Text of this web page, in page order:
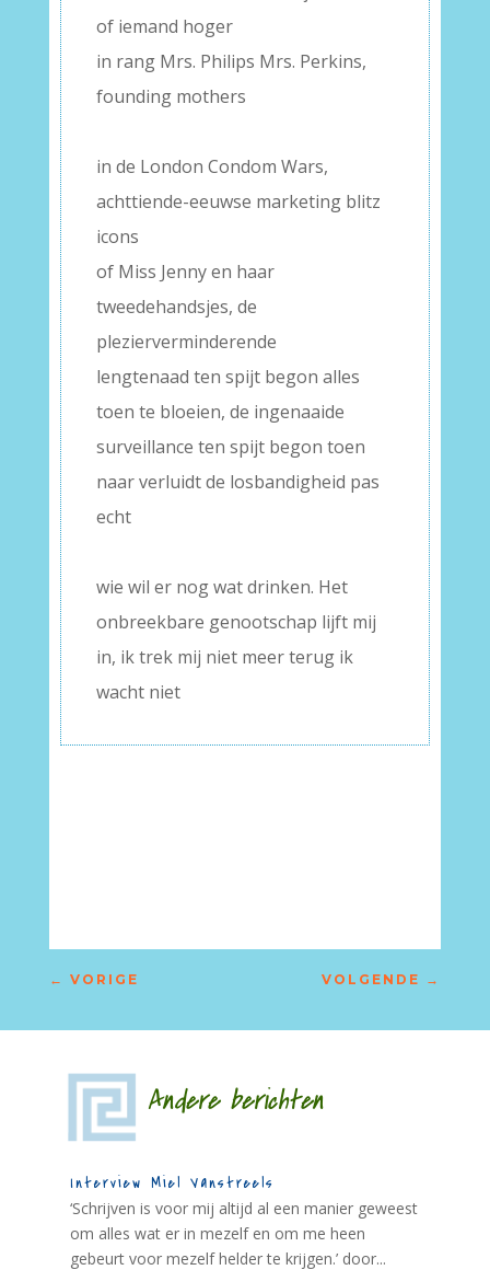
of iemand hoger
in rang Mrs. Philips Mrs. Perkins,
founding mothers
in de London Condom Wars,
achttiende-eeuwse marketing blitz
icons
of Miss Jenny en haar
tweedehandsjes, de
plezierverminderende
lengtenaad ten spijt begon alles
toen te bloeien, de ingenaaide
surveillance ten spijt begon toen
naar verluidt de losbandigheid pas
echt
wie wil er nog wat drinken. Het
onbreekbare genootschap lijft mij
in, ik trek mij niet meer terug ik
wacht niet
← VORIGE VOLGENDE →
Andere berichten
Interview Miel Vanstreels
‘Schrijven is voor mij altijd al een manier geweest
om alles wat er in mezelf en om me heen
gebeurt voor mezelf helder te krijgen.’ door...